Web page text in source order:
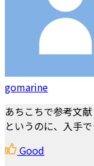
gomarine
あちこちで参考文
というのに、入手
Good